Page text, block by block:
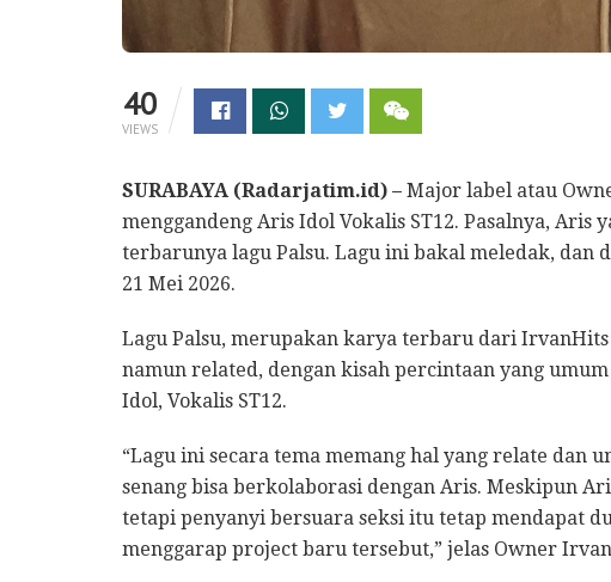
40
VIEWS
SURABAYA (Radarjatim.id) – Major label atau
menggandeng Aris Idol Vokalis ST12. Pasalnya, Aris
terbarunya lagu Palsu. Lagu ini bakal meledak,
21 Mei 2026.
Lagu Palsu, merupakan karya terbaru dari
namun related, dengan kisah percintaan yang
Idol, Vokalis ST12.
“Lagu ini secara tema memang hal yang relate dan
senang bisa berkolaborasi dengan Aris. Meskipun
tetapi penyanyi bersuara seksi itu tetap mendapat
menggarap project baru tersebut,” jelas Owner